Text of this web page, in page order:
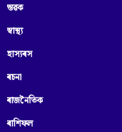
স্তৱক
স্বাস্থ্য
হাস্যৰস
ৰচনা
ৰাজনৈতিক
ৰাশিফল